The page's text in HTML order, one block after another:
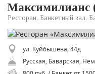
Максимилианс
Ресторан, Банкетный зал,
ул. Куйбышева, 44д
Русская, Баварская,